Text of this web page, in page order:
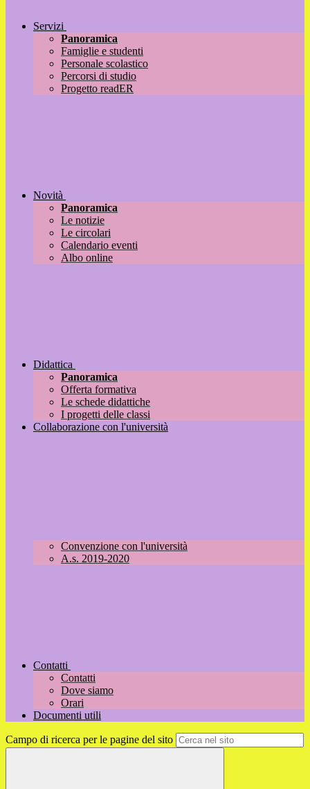
Servizi
Panoramica
Famiglie e studenti
Personale scolastico
Percorsi di studio
Progetto readER
Novità
Panoramica
Le notizie
Le circolari
Calendario eventi
Albo online
Didattica
Panoramica
Offerta formativa
Le schede didattiche
I progetti delle classi
Collaborazione con l'università
Convenzione con l'università
A.s. 2019-2020
Contatti
Contatti
Dove siamo
Orari
Documenti utili
Campo di ricerca per le pagine del sito